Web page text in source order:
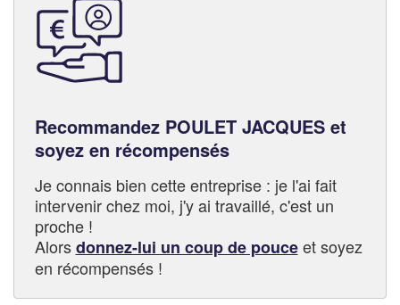
Recommandez POULET JACQUES et
soyez en récompensés
Je connais bien cette entreprise : je l'ai fait
intervenir chez moi, j'y ai travaillé, c'est un
proche !
Alorsdonnez-lui un coup de pouceet soyez
en récompensés !